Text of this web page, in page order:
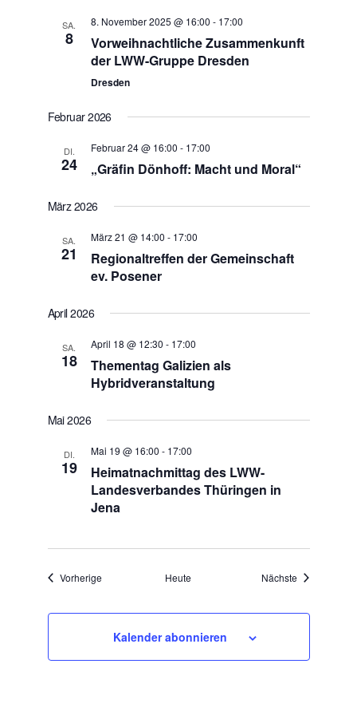
SA.
8
8. November 2025 @ 16:00 - 17:00
Vorweihnachtliche Zusammenkunft
der LWW-Gruppe Dresden
Dresden
Februar 2026
DI.
24
Februar 24 @ 16:00 - 17:00
„Gräfin Dönhoff: Macht und Moral“
März 2026
SA.
21
März 21 @ 14:00 - 17:00
Regionaltreffen der Gemeinschaft
ev. Posener
April 2026
SA.
18
April 18 @ 12:30 - 17:00
Thementag Galizien als
Hybridveranstaltung
Mai 2026
DI.
19
Mai 19 @ 16:00 - 17:00
Heimatnachmittag des LWW-
Landesverbandes Thüringen in
Jena
VorherigeVeranstaltungenHeute Nächste
Kalender abonnieren